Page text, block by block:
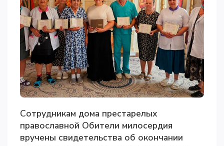
Сотрудникам дома престарелых
православной Обители милосердия
вручены свидетельства об окончании